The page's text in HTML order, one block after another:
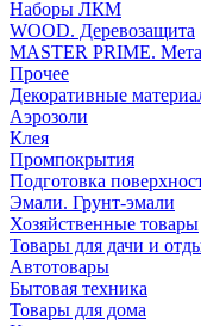
Наборы ЛКМ
WOOD. Деревозащита
MASTER PRIME.
Прочее
Декоративные
Аэрозоли
Клея
Промпокрытия
Подготовка
Эмали. Грунт-эмали
Хозяйственные товары
Товары для дачи и
Автотовары
Бытовая техника
Товары для дома